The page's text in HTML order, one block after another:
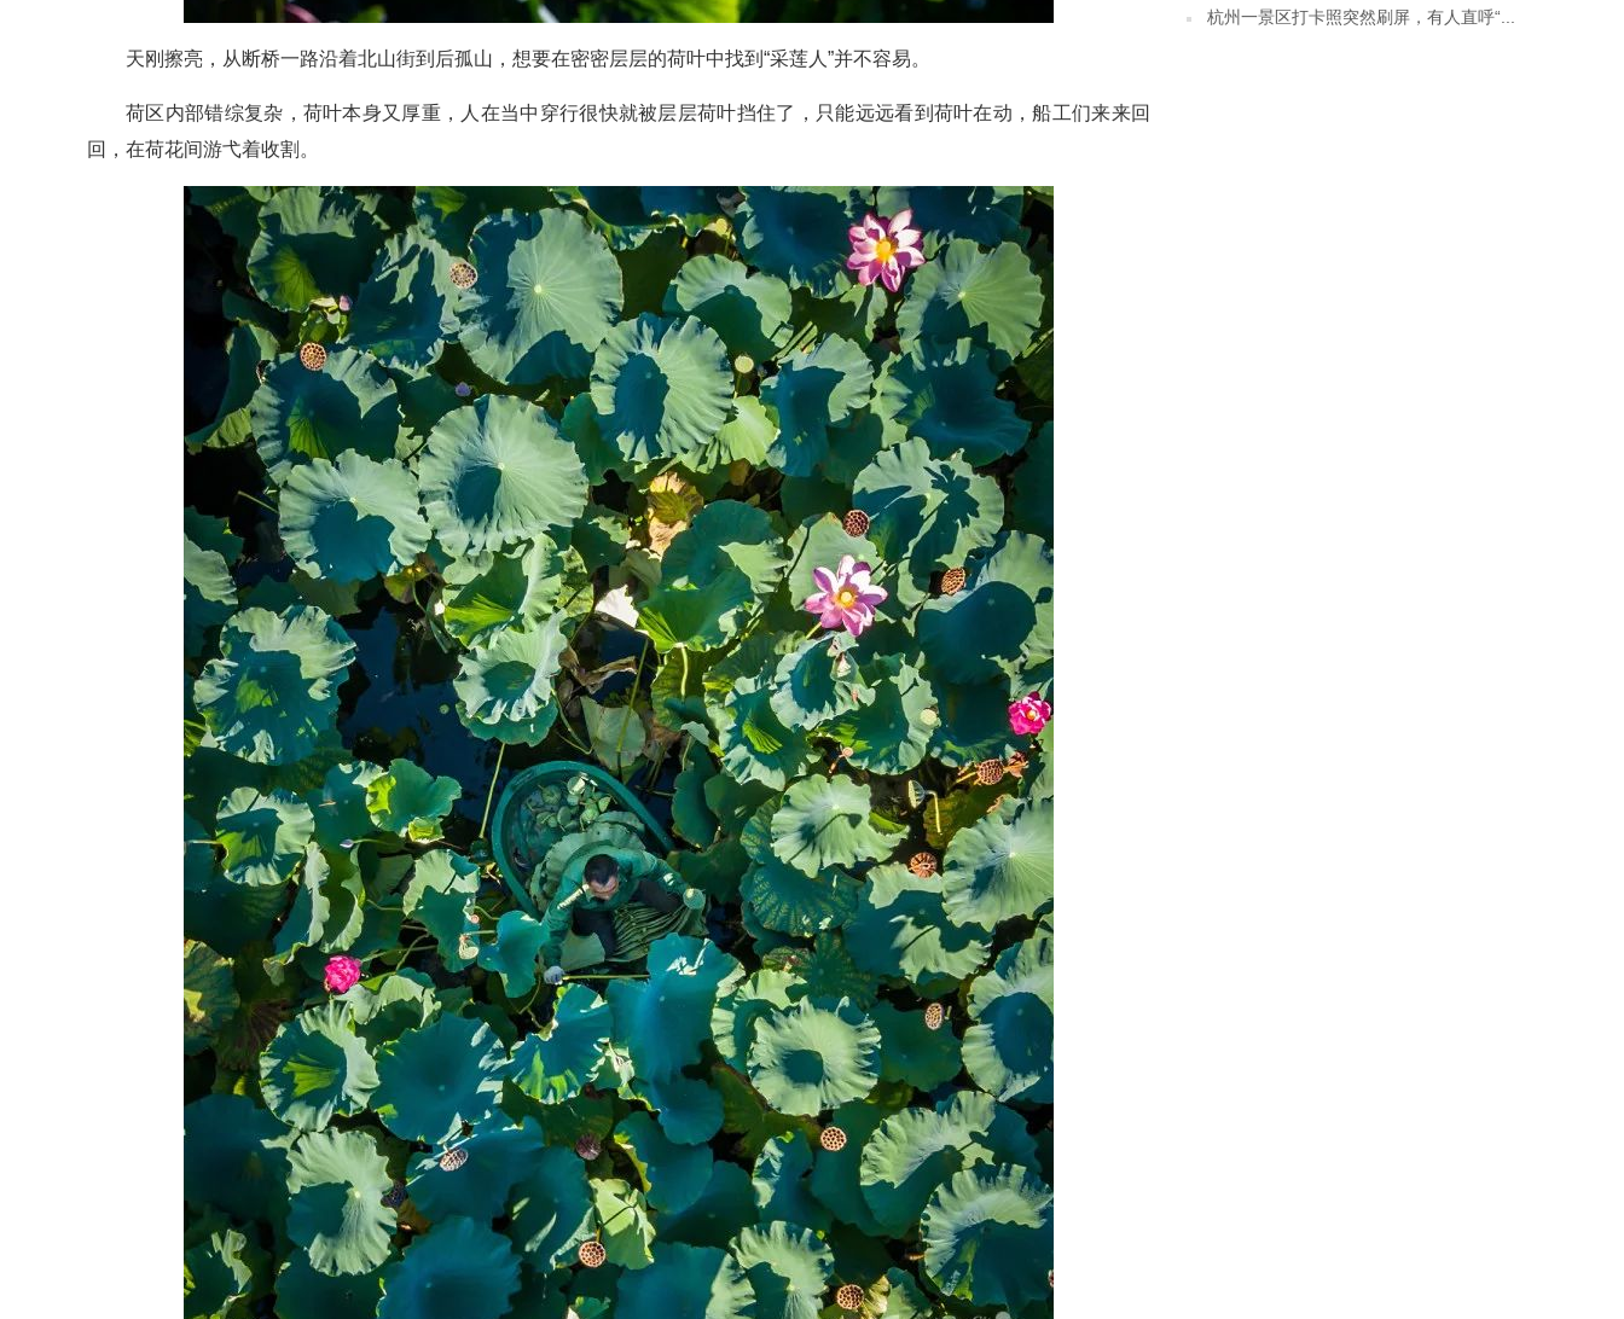
天刚擦亮，从断桥一路沿着北山街到后孤山，想要在密密层层的荷叶中找到“采莲人”并不容易。
荷区内部错综复杂，荷叶本身又厚重，人在当中穿行很快就被层层荷叶挡住了，只能远远看到荷叶在动，船工们来来回
回，在荷花间游弋着收割。
杭州一景区打卡照突然刷屏，有人直呼“...